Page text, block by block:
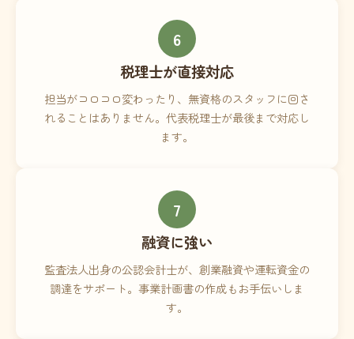
6
税理士が直接対応
担当がコロコロ変わったり、無資格のスタッフに回さ
れることはありません。代表税理士が最後まで対応し
ます。
7
融資に強い
監査法人出身の公認会計士が、創業融資や運転資金の
調達をサポート。事業計画書の作成もお手伝いしま
す。